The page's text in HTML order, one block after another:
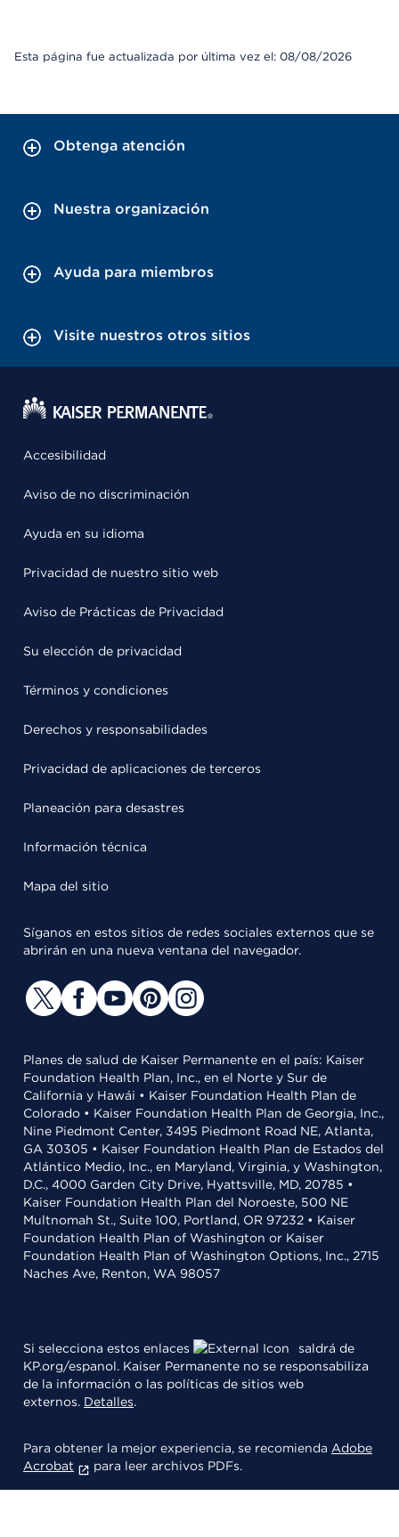
Esta página fue actualizada por última vez el: 08/08/2026
Obtenga atención
Nuestra organización
Ayuda para miembros
Visite nuestros otros sitios
Accesibilidad
Aviso de no discriminación
Ayuda en su idioma
Privacidad de nuestro sitio web
Aviso de Prácticas de Privacidad
Su elección de privacidad
Términos y condiciones
Derechos y responsabilidades
Privacidad de aplicaciones de terceros
Planeación para desastres
Información técnica
Mapa del sitio
Síganos en estos sitios de redes sociales externos que se
abrirán en una nueva ventana del navegador.
Planes de salud de Kaiser Permanente en el país: Kaiser
Foundation Health Plan, Inc., en el Norte y Sur de
California y Hawái • Kaiser Foundation Health Plan de
Colorado • Kaiser Foundation Health Plan de Georgia, Inc.,
Nine Piedmont Center, 3495 Piedmont Road NE, Atlanta,
GA 30305 • Kaiser Foundation Health Plan de Estados del
Atlántico Medio, Inc., en Maryland, Virginia, y Washington,
D.C., 4000 Garden City Drive, Hyattsville, MD, 20785 •
Kaiser Foundation Health Plan del Noroeste, 500 NE
Multnomah St., Suite 100, Portland, OR 97232 • Kaiser
Foundation Health Plan of Washington or Kaiser
Foundation Health Plan of Washington Options, Inc., 2715
Naches Ave, Renton, WA 98057
Si selecciona estos enlaces
saldrá de
KP.org/espanol. Kaiser Permanente no se responsabiliza
de la información o las políticas de sitios web
externos. Detalles.
Para obtener la mejor experiencia, se recomienda Adobe
Acrobat
para leer archivos PDFs.